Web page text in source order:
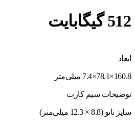
512 گیگابایت
ابعاد
160.8×78.1×7.4 میلی‌متر
توضیحات سیم کارت
سایز نانو (8.8 × 12.3 میلی‌متر)